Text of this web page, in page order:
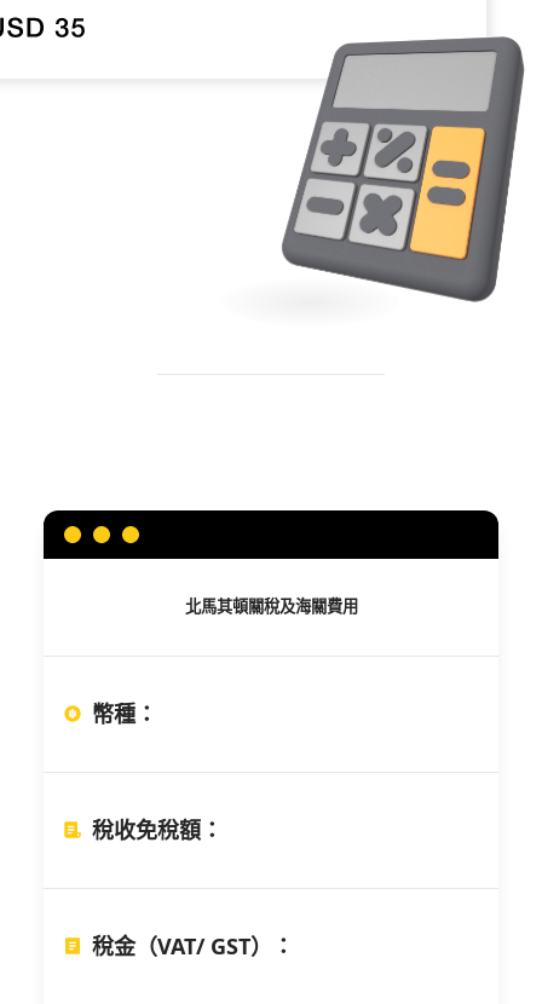
北馬其頓關稅及海關費用
幣種 ：
稅收免稅額 ：
稅金（VAT/ GST） ：